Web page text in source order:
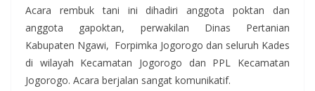
Acara rembuk tani ini dihadiri anggota poktan dan
anggota gapoktan, perwakilan Dinas Pertanian
Kabupaten Ngawi, Forpimka Jogorogo dan seluruh Kades
di wilayah Kecamatan Jogorogo dan PPL Kecamatan
Jogorogo. Acara berjalan sangat komunikatif.